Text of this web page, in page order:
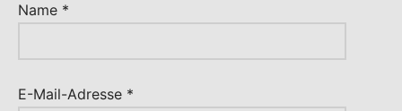
Name *
E-Mail-Adresse *